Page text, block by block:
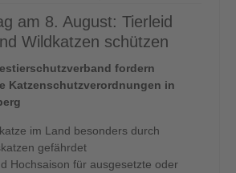
am 8. August: Tierleid
Wildkatzen schützen
fordern
Katzenschutzverordnungen in
im Land besonders durch
gefährdet
Hochsaison für ausgesetzte oder